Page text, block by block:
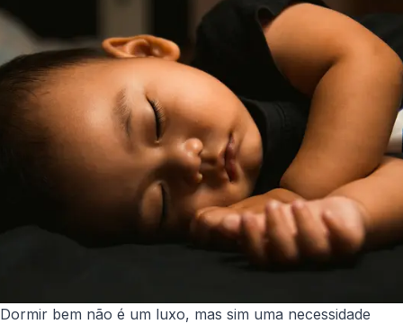
Dormir bem não é um luxo, mas sim uma necessidade